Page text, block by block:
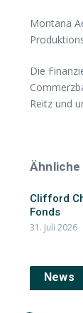
Montana
Die
Reitz und
Ähnliche
Clifford
Fonds
31. Juli 2026
News